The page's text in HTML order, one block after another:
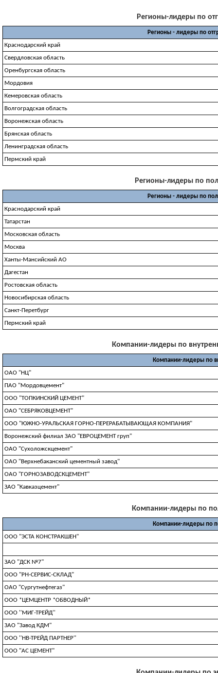
Регионы-лидеры по
Регионы - лидеры по
Краснодарский край
Свердловская область
Оренбургская область
Мордовия
Кемеровская область
Волгоградская область
Воронежская область
Брянская область
Ленинградская область
Пермский край
Регионы-лидеры по
Регионы - лидеры по
Краснодарский край
Татарстан
Московская область
Москва
Ханты-Мансийский АО
Дагестан
Ростовская область
Новосибирская область
Санкт-Перетбург
Пермский край
Компании-лидеры по
Компании-лидеры по
ОАО "НЦ"
ПАО "Мордовцемент"
ООО "ТОПКИНСКИЙ ЦЕМЕНТ"
ОАО "СЕБРЯКОВЦЕМЕНТ"
ООО "ЮЖНО-УРАЛЬСКАЯ ГОРНО-ПЕРЕРАБАТЫВАЮЩАЯ КОМПАНИЯ"
Воронежский филиал ЗАО "ЕВРОЦЕМЕНТ груп"
ОАО "Сухоложскцемент"
ОАО "Верхнебаканский цементный завод"
ОАО "ГОРНОЗАВОДСКЦЕМЕНТ"
ЗАО "Кавказцемент"
Компании-лидеры по
Компании-лидеры по
ООО "ЭСТА КОНСТРАКШЕН"
ЗАО "ДСК №7"
ООО "РН-СЕРВИС-СКЛАД"
ОАО "Сургутнефтегаз"
ООО *ЦЕМЦЕНТР *ОБВОДНЫЙ*
ООО ''МИГ-ТРЕЙД''
ЗАО "Завод КДМ"
ООО ''НВ-ТРЕЙД ПАРТНЕР''
ООО "АС ЦЕМЕНТ"